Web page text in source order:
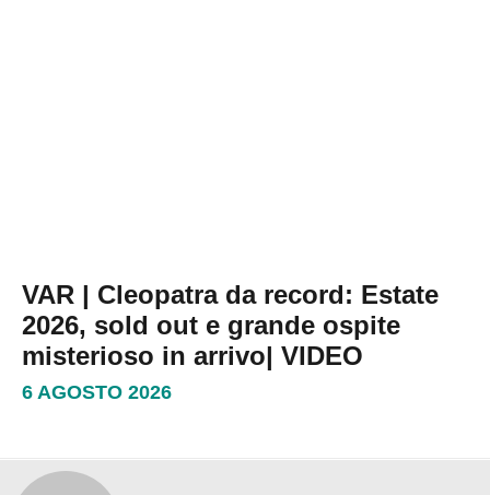
VAR | Cleopatra da record: Estate
2026, sold out e grande ospite
misterioso in arrivo| VIDEO
6 AGOSTO 2026